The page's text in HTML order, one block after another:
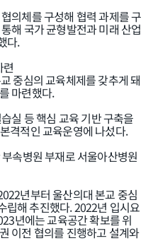
의체를 구성해 협력 과제를 구
해 국가 균형발전과 미래 산업
다.
중심의 교육체제를 갖추게 돼
마련했다.
실 등 핵심 교육 기반 구축을
격적인 교육운영에 나섰다.
속병원 부재로 서울아산병원
년부터 울산의대 본교 중심
립해 추진했다. 2022년 입시요
년에는 교육공간 확보를 위
이전 협의를 진행하고 설계와